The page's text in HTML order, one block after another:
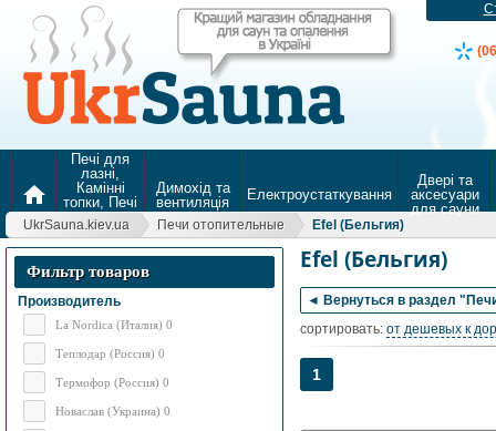
home
Печі для
лазні,
Камінні
топки, Печі
для
опалення
Димохід та
вентиляція
Електроустаткування
Двері та
аксесуари
для сауни
UkrSauna.kiev.ua Печи отопительные Efel (Бельгия)
Фильтр товаров
Производитель
La Nordica (Италия) 0
Теплодар (Россия) 0
Термофор (Россия) 0
Новаслав (Украина) 0
Efel (Бельгия)
◄ Вернуться в раздел
сортировать: от дешевых к
1